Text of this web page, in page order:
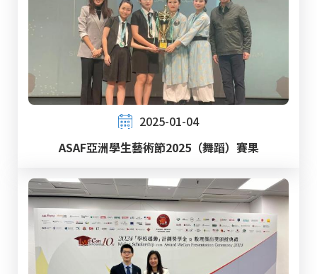
2025-01-04
ASAF亞洲學生藝術節2025（舞蹈）賽果